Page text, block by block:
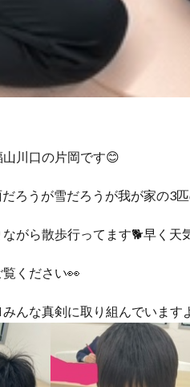
川口の片岡です😊
ろうが雪だろうが我が家の3
がら散歩行ってます🐕早く天
ください👀
んな真剣に取り組んでいます